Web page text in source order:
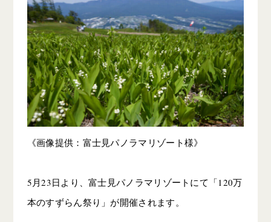
《画像提供：富士見パノラマリゾート様》
5月23日より、富士見パノラマリゾートにて「120万
本のすずらん祭り」が開催されます。